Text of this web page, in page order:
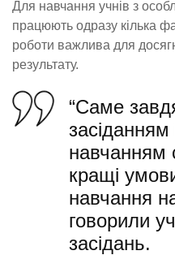
Для навчання учнів з
працюють одразу кілька
роботи важлива для
результату.
“Саме
засіданням
навчанням
кращі
навчання
говорили
засідань.